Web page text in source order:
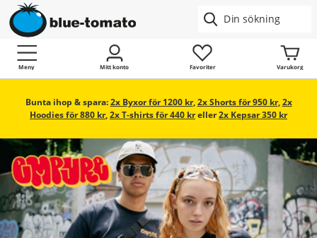
Meny Mitt konto Favoriter Varukorg
Bunta ihop & spara:2x Byxor för 1200 kr,2x Shorts för 950 kr,2x
Hoodies för 880 kr,2x T-shirts för 440 kreller2x Kepsar 350 kr